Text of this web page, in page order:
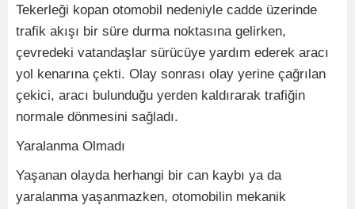
Tekerleği kopan otomobil nedeniyle cadde üzerinde
trafik akışı bir süre durma noktasına gelirken,
çevredeki vatandaşlar sürücüye yardım ederek aracı
yol kenarına çekti. Olay sonrası olay yerine çağrılan
çekici, aracı bulunduğu yerden kaldırarak trafiğin
normale dönmesini sağladı.
Yaralanma Olmadı
Yaşanan olayda herhangi bir can kaybı ya da
yaralanma yaşanmazken, otomobilin mekanik